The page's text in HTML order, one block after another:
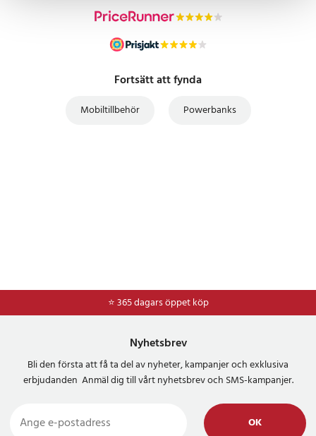
Fortsätt att fynda
Mobiltillbehör Powerbanks
⭐ 365 dagars öppet köp
⭐Frakt 49kr *
Nyhetsbrev
Bli den första att få ta del av nyheter, kampanjer och exklusiva
erbjudanden Anmäl dig till vårt nyhetsbrev och SMS-kampanjer.
OK